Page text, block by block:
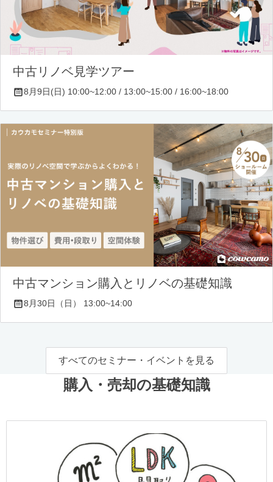
中古リノベ見学ツアー
8月9日(日) 10:00~12:00 / 13:00~15:00 / 16:00~18:00
中古マンション購入とリノベの基礎知識
8月30日（日） 13:00~14:00
すべてのセミナー・イベントを見る
購入・売却の基礎知識